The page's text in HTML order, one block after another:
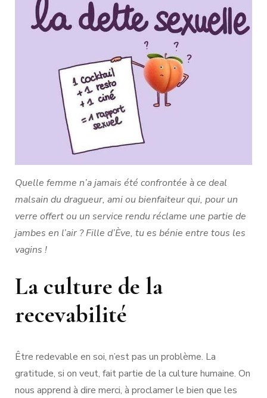
le
fameux
y
nous
reposer
»
Quelle femme n’a jamais été confrontée à ce deal
malsain du dragueur, ami ou bienfaiteur qui, pour un
verre offert ou un service rendu réclame une partie de
jambes en l’air ? Fille d’Ève, tu es bénie entre tous les
vagins !
La culture de la
recevabilité
Être redevable en soi, n’est pas un problème. La
gratitude, si on veut, fait partie de la culture humaine. On
nous apprend à dire merci, à proclamer le bien que les